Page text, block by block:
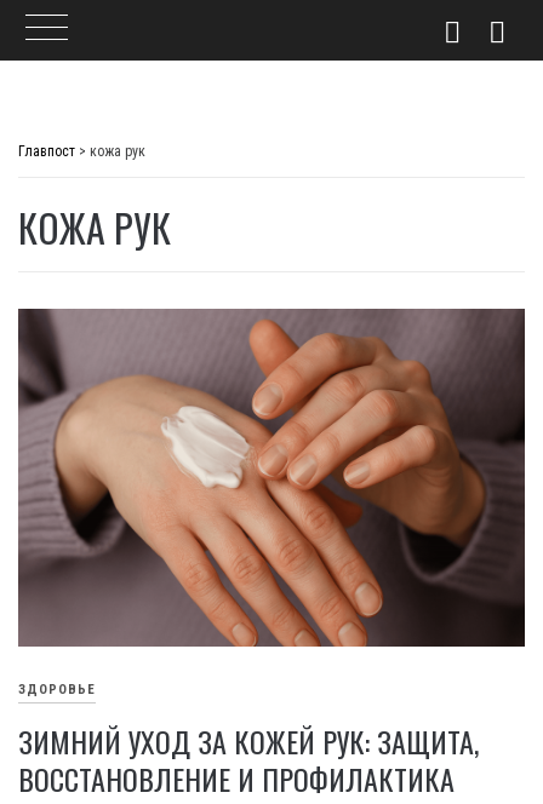
Главпост > кожа рук
КОЖА РУК
ЗДОРОВЬЕ
ЗИМНИЙ УХОД ЗА КОЖЕЙ РУК: ЗАЩИТА,
ВОССТАНОВЛЕНИЕ И ПРОФИЛАКТИКА